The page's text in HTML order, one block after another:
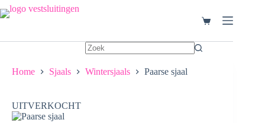
Ga
naar
Winkelwagen
Home Sjaals Wintersjaals Paarse sjaal
UITVERKOCHT